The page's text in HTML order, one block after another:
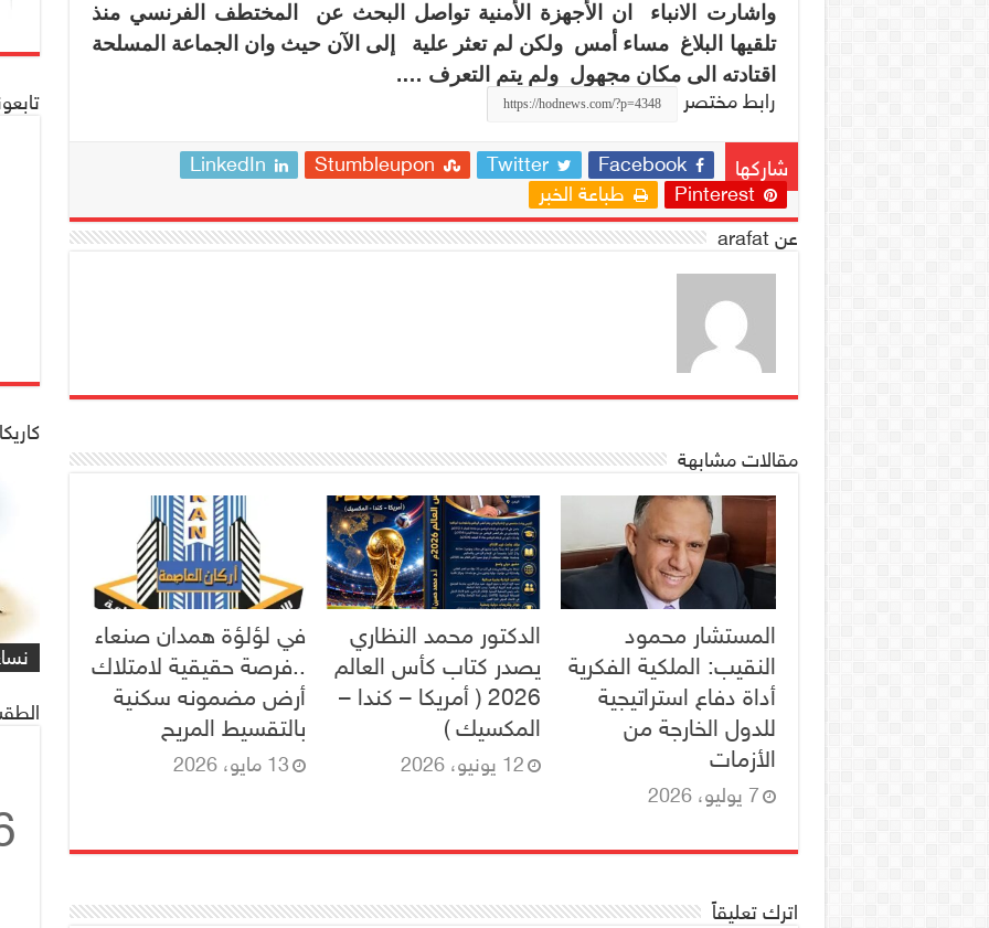
واشارت الانباء ان الأجهزة الأمنية تواصل البحث عن
المختطف الفرنسي منذ
تلقيها البلاغ مساء أمس ولكن لم تعثر علية
إلى الآن حيث وان الجماعة المسلحة
اقتادته الى مكان مجهول ولم يتم التعرف ….
رابط مختصر
شاركها Facebook
Twitter
Stumbleupon
LinkedIn
Pinterest
طباعة الخبر
عن arafat
مقالات مشابهة
المستشار محمود
النقيب: الملكية الفكرية
أداة دفاع استراتيجية
للدول الخارجة من
الأزمات
7 يوليو، 2026
الدكتور محمد النظاري
يصدر كتاب كأس العالم
2026 ( أمريكا – كندا –
المكسيك )
12 يونيو، 2026
في لؤلؤة همدان صنعاء
..فرصة حقيقية لامتلاك
أرض مضمونه سكنية
بالتقسيط المريح
13 مايو، 2026
اترك تعليقاً
/يصادف 1